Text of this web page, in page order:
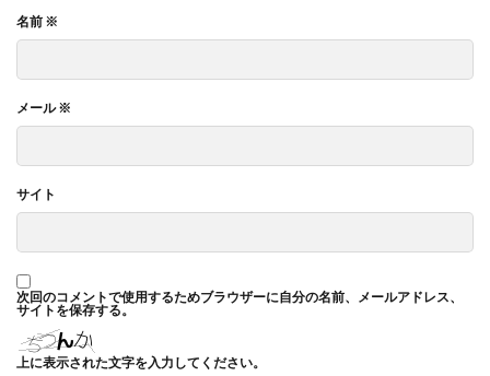
名前 ※
メール※
サイト
次回のコメントで使用するためブラウザーに自分の名前、メールアドレス、
サイトを保存する。
上に表示された文字を入力してください。